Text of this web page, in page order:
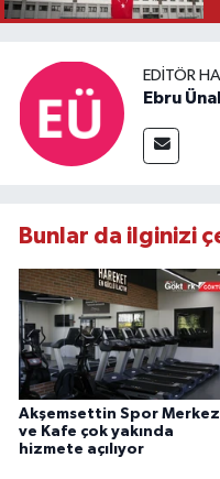
EDITÖR
Ebru Ünal
Bunlar da ilginizi
Akşemsettin Spor
ve Kafe çok yakında
hizmete açılıyor